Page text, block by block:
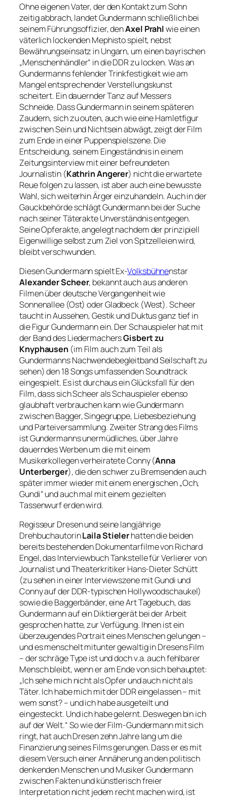
Ohne eigenen Vater, der den Kontakt zum Sohn
zeitig abbrach, landet Gundermann schließlich bei
seinem Führungsoffizier, denAxel Prahlwie einen
väterlich lockenden Mephisto spielt, nebst
Bewährungseinsatz in Ungarn, um einen bayrischen
„Menschenhändler“ in die DDR zu locken. Was an
Gundermanns fehlender Trinkfestigkeit wie am
Mangel entsprechender Verstellungskunst
scheitert. Ein dauernder Tanz auf Messers
Schneide. Dass Gundermann in seinem späteren
Zaudern, sich zu outen, auch wie eine Hamletfigur
zwischen Sein und Nichtsein abwägt, zeigt der Film
zum Ende in einer Puppenspielszene. Die
Entscheidung, seinem Eingeständnis in einem
Zeitungsinterview mit einer befreundeten
Journalistin (Kathrin Angerer) nicht die erwartete
Reue folgen zu lassen, ist aber auch eine bewusste
Wahl, sich weiterhin Ärger einzuhandeln. Auch in der
Gauckbehörde schlägt Gundermann bei der Suche
nach seiner Täterakte Unverständnis entgegen.
Seine Opferakte, angelegt nachdem der prinzipiell
Eigenwillige selbst zum Ziel von Spitzelleien wird,
bleibt verschwunden.
Diesen Gundermann spielt Ex-Volksbühnenstar
Alexander Scheer, bekannt auch aus anderen
Filmen über deutsche Vergangenheit wie
Sonnenallee(Ost) oderGladbeck(West). Scheer
taucht in Aussehen, Gestik und Duktus ganz tief in
die Figur Gundermann ein. Der Schauspieler hat mit
der Band des LiedermachersGisbert zu
Knyphausen (im Film auch zum Teil als
Gundermanns Nachwendebegleitband Seilschaft zu
sehen) den 18 Songs umfassenden Soundtrack
eingespielt. Es ist durchaus ein Glücksfall für den
Film, dass sich Scheer als Schauspieler ebenso
glaubhaft verbrauchen kann wie Gundermann
zwischen Bagger, Singegruppe, Liebesbeziehung
und Parteiversammlung. Zweiter Strang des Films
ist Gundermanns unermüdliches, über Jahre
dauerndes Werben um die mit einem
Musikerkollegen verheiratete Conny (Anna
Unterberger), die den schwer zu Bremsenden auch
später immer wieder mit einem energischen„Och,
Gundi“und auch mal mit einem gezielten
Tassenwurf erden wird.
Regisseur Dresen und seine langjährige
DrehbuchautorinLaila Stielerhatten die beiden
bereits bestehenden Dokumentarfilme von Richard
Engel, das InterviewbuchTankstelle für Verlierervon
Journalist und Theaterkritiker Hans-Dieter Schütt
(zu sehen in einer Interviewszene mit Gundi und
Conny auf der DDR-typischen Hollywoodschaukel)
sowie die Baggerbänder, eine Art Tagebuch, das
Gundermann auf ein Diktiergerät bei der Arbeit
gesprochen hatte, zur Verfügung. Ihnen ist ein
überzeugendes Portrait eines Menschen gelungen –
und es menschelt mitunter gewaltig in Dresens Film
– der schräge Type ist und doch v.a. auch fehlbarer
Mensch bleibt, wenn er am Ende von sich behauptet:
„Ich sehe mich nicht als Opfer und auch nicht als
Täter. Ich habe mich mit der DDR eingelassen – mit
wem sonst? – und ich habe ausgeteilt und
eingesteckt. Und ich habe gelernt. Deswegen bin ich
auf der Welt.“So wie der Film-Gundermann mit sich
ringt, hat auch Dresen zehn Jahre lang um die
Finanzierung seines Films gerungen. Dass er es mit
diesem Versuch einer Annäherung an den politisch
denkenden Menschen und Musiker Gundermann
zwischen Fakten und künstlerisch freier
Interpretation nicht jedem recht machen wird, ist